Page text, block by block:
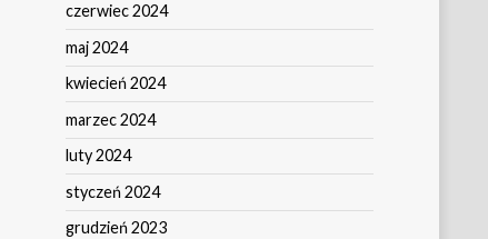
czerwiec 2024
maj 2024
kwiecień 2024
marzec 2024
luty 2024
styczeń 2024
grudzień 2023